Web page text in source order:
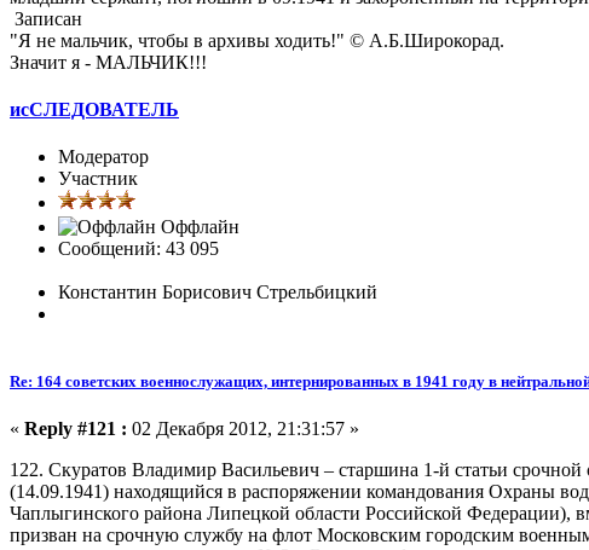
Записан
"Я не мальчик, чтобы в архивы ходить!" © А.Б.Широкорад.
Значит я - МАЛЬЧИК!!!
исСЛЕДОВАТЕЛЬ
Модератор
Участник
Оффлайн
Сообщений: 43 095
Константин Борисович Стрельбицкий
Re: 164 советских военнослужащих, интернированных в 1941 году в
« Reply #121 : 02 Декабря 2012, 21:31:57 »
122. Скуратов Владимир Васильевич – старшина 1-й статьи
(14.09.1941) находящийся в распоряжении командования Охраны
Чаплыгинского района Липецкой области Российской Федерации),
призван на срочную службу на флот Московским городским